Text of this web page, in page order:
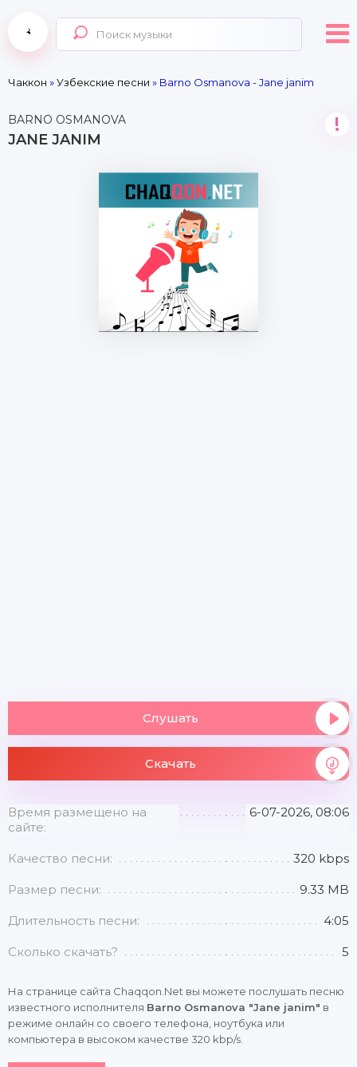
Чаккон »Узбекские песни » Barno Osmanova - Jane janim
BARNO OSMANOVA
JANE JANIM
!
Слушать
Скачать
Время размещено на
сайте:
6-07-2026, 08:06
Качество песни: 320 kbps
Размер песни: 9.33 MB
Длительность песни: 4:05
Сколько скачать? 5
На странице сайта Chaqqon.Net вы можете послушать песню
известного исполнителя Barno Osmanova "Jane janim" в
режиме онлайн со своего телефона, ноутбука или
компьютера в высоком качестве 320 kbp/s.